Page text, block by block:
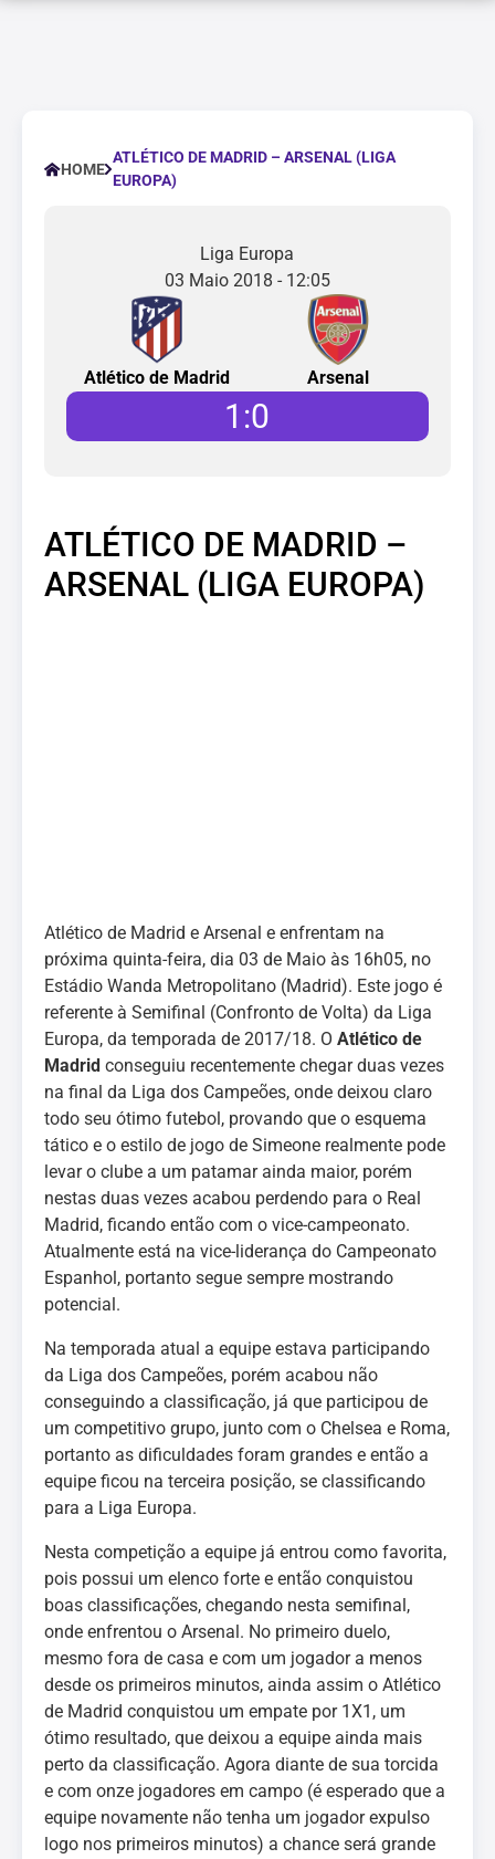
HOME
ATLÉTICO DE MADRID – ARSENAL (LIGA
EUROPA)
Liga Europa
03 Maio 2018 - 12:05
Atlético de Madrid Arsenal
1 :0
ATLÉTICO DE MADRID –
ARSENAL (LIGA EUROPA)
Atlético de Madrid e Arsenal e enfrentam na
próxima quinta-feira, dia 03 de Maio às 16h05, no
Estádio Wanda Metropolitano (Madrid). Este jogo é
referente à Semifinal (Confronto de Volta) da Liga
Europa, da temporada de 2017/18. O Atlético de
Madrid conseguiu recentemente chegar duas vezes
na final da Liga dos Campeões, onde deixou claro
todo seu ótimo futebol, provando que o esquema
tático e o estilo de jogo de Simeone realmente pode
levar o clube a um patamar ainda maior, porém
nestas duas vezes acabou perdendo para o Real
Madrid, ficando então com o vice-campeonato.
Atualmente está na vice-liderança do Campeonato
Espanhol, portanto segue sempre mostrando
potencial.
Na temporada atual a equipe estava participando
da Liga dos Campeões, porém acabou não
conseguindo a classificação, já que participou de
um competitivo grupo, junto com o Chelsea e Roma,
portanto as dificuldades foram grandes e então a
equipe ficou na terceira posição, se classificando
para a Liga Europa.
Nesta competição a equipe já entrou como favorita,
pois possui um elenco forte e então conquistou
boas classificações, chegando nesta semifinal,
onde enfrentou o Arsenal. No primeiro duelo,
mesmo fora de casa e com um jogador a menos
desde os primeiros minutos, ainda assim o Atlético
de Madrid conquistou um empate por 1X1, um
ótimo resultado, que deixou a equipe ainda mais
perto da classificação. Agora diante de sua torcida
e com onze jogadores em campo (é esperado que a
equipe novamente não tenha um jogador expulso
logo nos primeiros minutos) a chance será grande